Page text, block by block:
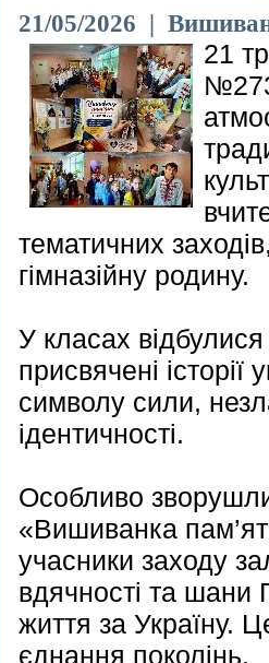
21/05/2026 |
21
тематичних
гімназійну родину.
У класах
присвячені
символу сили,
ідентичності.
Особливо
«Вишиванка
учасники заходу
вдячності та шани
життя за Україну.
єднання поколінь.